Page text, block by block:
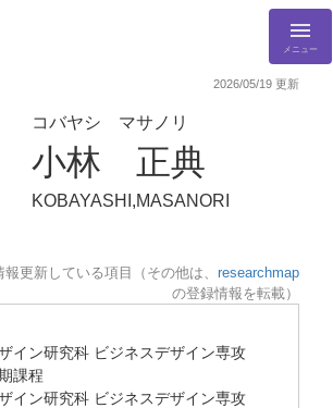
メニュー
2026/05/19 更新
コバヤシ マサノリ
小林 正典
KOBAYASHI,MASANORI
更新している項目（その他は、 researchmap
の登録情報を転載）
イン研究科 ビジネスデザイン専攻
課程
イン研究科 ビジネスデザイン専攻